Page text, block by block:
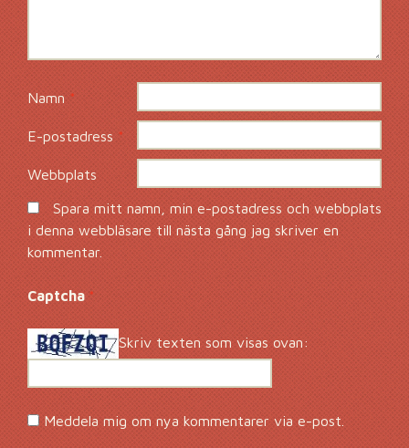
Namn *
E-postadress *
Webbplats
Spara mitt namn, min e-postadress och webbplats
i denna webbläsare till nästa gång jag skriver en
kommentar.
Captcha *
Skriv texten som visas ovan:
Meddela mig om nya kommentarer via e-post.